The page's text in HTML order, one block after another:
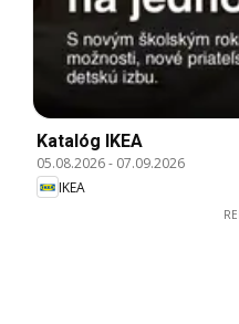
Katalóg IKEA
05.08.2026- 07.09.2026
IKEA